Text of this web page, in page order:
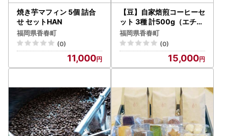
焼き芋マフィン 5個 詰合
せ セットHAN
福岡県香春町
(0)
11,000
【豆】自家焙煎コーヒーセ
ット 3種 計500g（エチオ
ピア、グアテマラ、季節の
ブレンド） HAN 深煎り
福岡県香春町
(0)
15,000